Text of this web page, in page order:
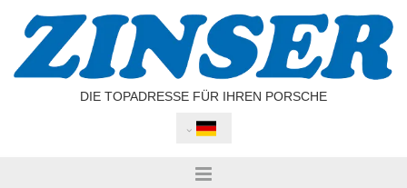
DIE TOPADRESSE FÜR IHREN PORSCHE